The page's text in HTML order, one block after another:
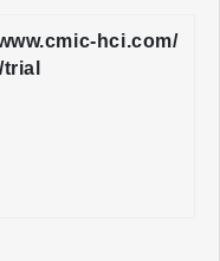
hci.com/